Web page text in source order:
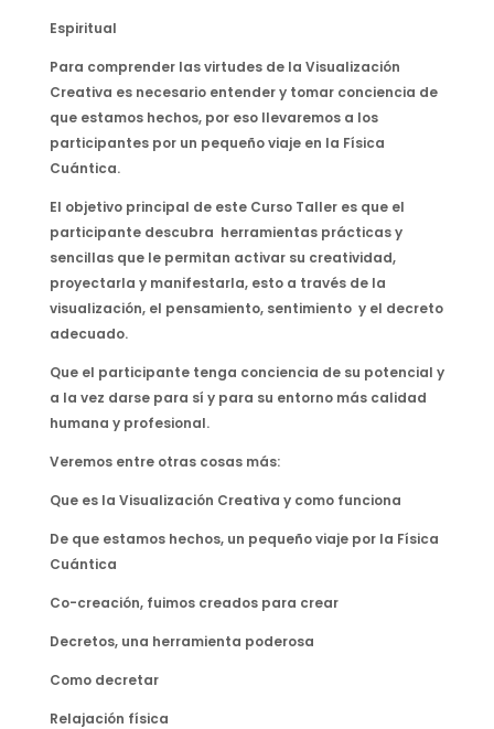
Espiritual
Para comprender las virtudes de la Visualización
Creativa es necesario entender y tomar conciencia de
que estamos hechos, por eso llevaremos a los
participantes por un pequeño viaje en la Física
Cuántica.
El objetivo principal de este Curso Taller es que el
participante descubra herramientas prácticas y
sencillas que le permitan activar su creatividad,
proyectarla y manifestarla, esto a través de la
visualización, el pensamiento, sentimiento y el decreto
adecuado.
Que el participante tenga conciencia de su potencial y
a la vez darse para sí y para su entorno más calidad
humana y profesional.
Veremos entre otras cosas más:
Que es la Visualización Creativa y como funciona
De que estamos hechos, un pequeño viaje por la Física
Cuántica
Co-creación, fuimos creados para crear
Decretos, una herramienta poderosa
Como decretar
Relajación física